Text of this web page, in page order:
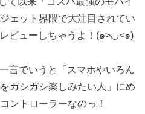
ェット界隈で大注目されてい
ビューしちゃうよ！(๑>◡<๑)
言でいうと「スマホやいろん
ガシガシ楽しみたい人」にめ
ントローラーなのっ！